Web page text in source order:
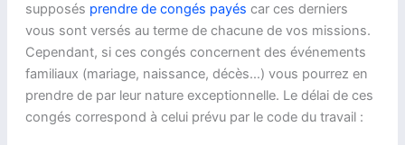
supposés prendre de congés payés car ces derniers
vous sont versés au terme de chacune de vos missions.
Cependant, si ces congés concernent des événements
familiaux (mariage, naissance, décès…) vous pourrez en
prendre de par leur nature exceptionnelle. Le délai de ces
congés correspond à celui prévu par le code du travail :